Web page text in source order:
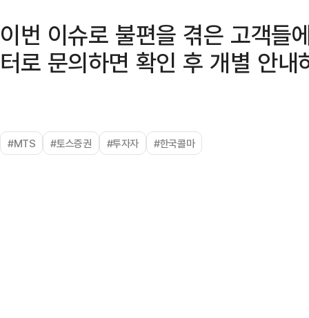
이번 이슈로 불편을 겪은 고객들
터로 문의하면 확인 후 개별 안내
#MTS #토스증권 #투자자 #한국콜마